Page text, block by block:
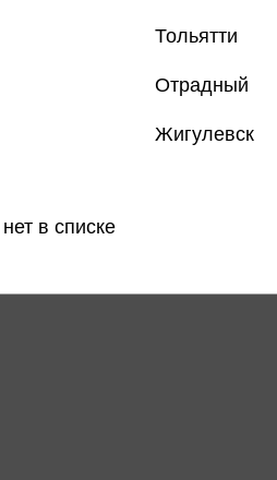
Тольятти
Отрадный
Жигулевск
в списке